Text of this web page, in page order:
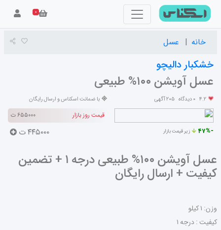
۰
خانه عسل
خشکبار دالیچو
عسل آویشن ۱۰۰% طبیعی
۴.۲ ۰ دیدگاه ۲۰۵ آگهی با ضمانت اسکناس و ارسال رایگان
قیمت روز بازار
۶۵۵۰۰۰ ت
-۴۷%
زیر قیمت بازار ۴۴۵۰۰۰ ت
عسل آویشن ۱۰۰% طبیعی درجه ۱ + تضمین
کیفیت + ارسال رایگان
وزن: ۱ کیلو
کیفیت : درجه ۱